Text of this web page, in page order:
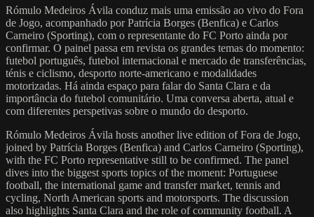
Rómulo Medeiros Ávila conduz mais uma emissão ao vivo do Fora
de Jogo, acompanhado por Patrícia Borges (Benfica) e Carlos
Carneiro (Sporting), com o representante do FC Porto ainda por
confirmar. O painel passa em revista os grandes temas do momento:
futebol português, futebol internacional e mercado de transferências,
ténis e ciclismo, desporto norte-americano e modalidades
motorizadas. Há ainda espaço para falar do Santa Clara e da
importância do futebol comunitário. Uma conversa aberta, atual e
com diferentes perspetivas sobre o mundo do desporto.
Rómulo Medeiros Ávila hosts another live edition of Fora de Jogo,
joined by Patrícia Borges (Benfica) and Carlos Carneiro (Sporting),
with the FC Porto representative still to be confirmed. The panel
dives into the biggest sports topics of the moment: Portuguese
football, the international game and transfer market, tennis and
cycling, North American sports and motorsports. The discussion
also highlights Santa Clara and the role of community football. A